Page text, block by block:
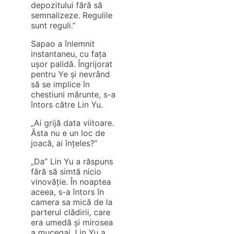
depozitului fără să
semnalizeze. Regulile
sunt reguli.”
Sapao a înlemnit
instantaneu, cu fața
ușor palidă. Îngrijorat
pentru Ye și nevrând
să se implice în
chestiuni mărunte, s-a
întors către Lin Yu.
„Ai grijă data viitoare.
Ăsta nu e un loc de
joacă, ai înțeles?”
„Da” Lin Yu a răspuns
fără să simtă nicio
vinovăție. În noaptea
aceea, s-a întors în
camera sa mică de la
parterul clădirii, care
era umedă și mirosea